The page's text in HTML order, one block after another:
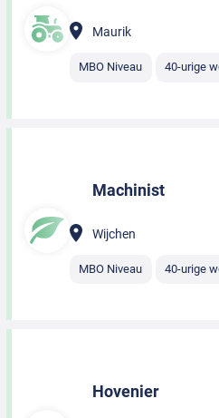
Maurik
MBO Niveau 40-urige
Machinist
Wijchen
MBO Niveau 40-urige
Hovenier